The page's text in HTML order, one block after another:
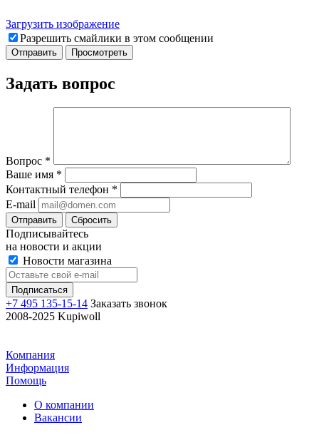
Загрузить изображение
Разрешить смайлики в этом сообщении
Задать вопрос
Вопрос *
Ваше имя *
Контактный телефон *
E-mail
Отправить Сбросить
Подписывайтесь
на новости и акции
Новости магазина
+7 495 135-15-14 Заказать звонок
2008-2025 Kupiwoll
Компания
Информация
Помощь
О компании
Вакансии